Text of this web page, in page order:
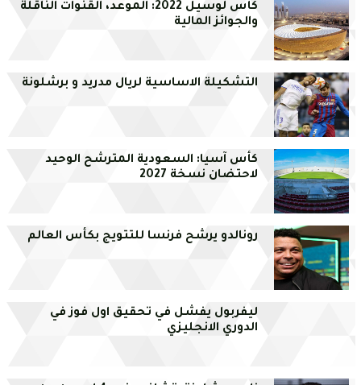
كأس لوسيل 2022: الموعد، القنوات الناقلة
والجوائز المالية
التشكيلة الاساسية لريال مدريد و برشلونة
كأس آسيا: السعودية المترشح الوحيد
لاحتضان نسخة 2027
رونالدو يرشح فرنسا للتتويج بكأس العالم
ليفربول يفشل في تحقيق اول فوز في
الدوري الانجليزي